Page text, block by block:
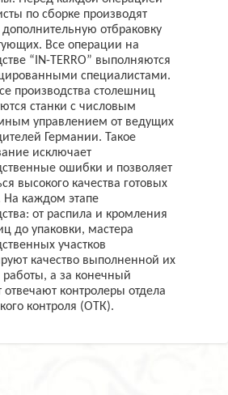
по сборке производят
отбраковку
Все операции на
“IN-TERRO” выполняются
специалистами.
производства столешниц
станки с числовым
управлением от ведущих
Германии. Такое
исключает
ошибки и позволяет
высокого качества готовых
На каждом этапе
от распила и кромления
до упаковки, мастера
участков
качество выполненной их
работы, а за конечный
отвечают контролеры отдела
контроля (ОТК).